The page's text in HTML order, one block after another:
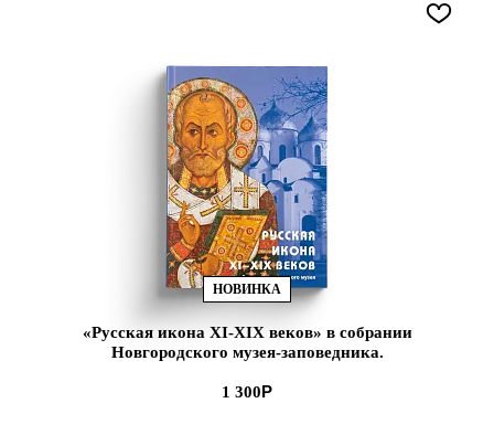
НОВИНКА
«Русская икона XI-XIX веков» в собрании
Новгородского музея-заповедника.
1 300